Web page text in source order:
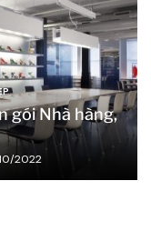
gói Nhà hàng,
2022